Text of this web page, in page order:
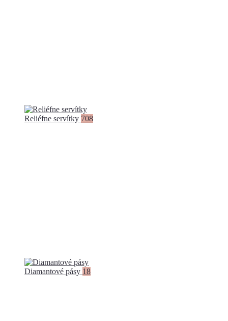
Reliéfne servítky 708
Diamantové pásy 18